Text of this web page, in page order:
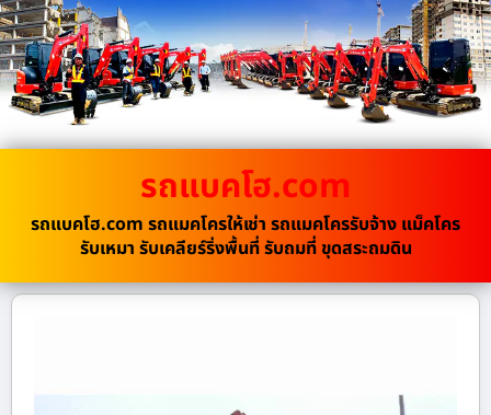
รถแบคโฮ.com
รถแบคโฮ.com รถแมคโครให้เช่า รถแมคโครรับจ้าง แม็คโคร
รับเหมา รับเคลียร์ริ่งพื้นที่ รับถมที่ ขุดสระถมดิน